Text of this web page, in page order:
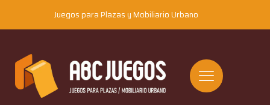
Juegos para Plazas y Mobiliario Urbano